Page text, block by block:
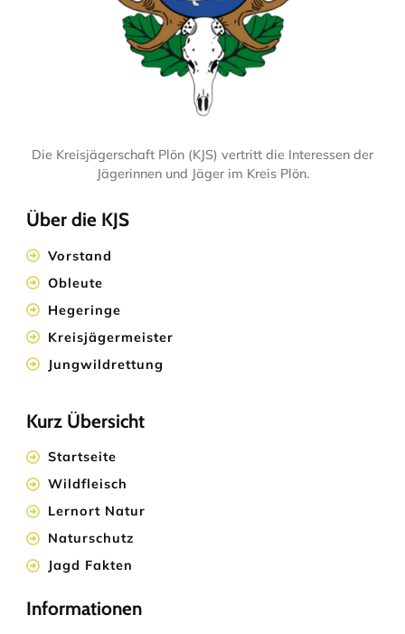
Die Kreisjägerschaft Plön (KJS) vertritt die Interessen der
Jägerinnen und Jäger im Kreis Plön.
Über die KJS
Vorstand
Obleute
Hegeringe
Kreisjägermeister
Jungwildrettung
Kurz Übersicht
Startseite
Wildfleisch
Lernort Natur
Naturschutz
Jagd Fakten
Informationen